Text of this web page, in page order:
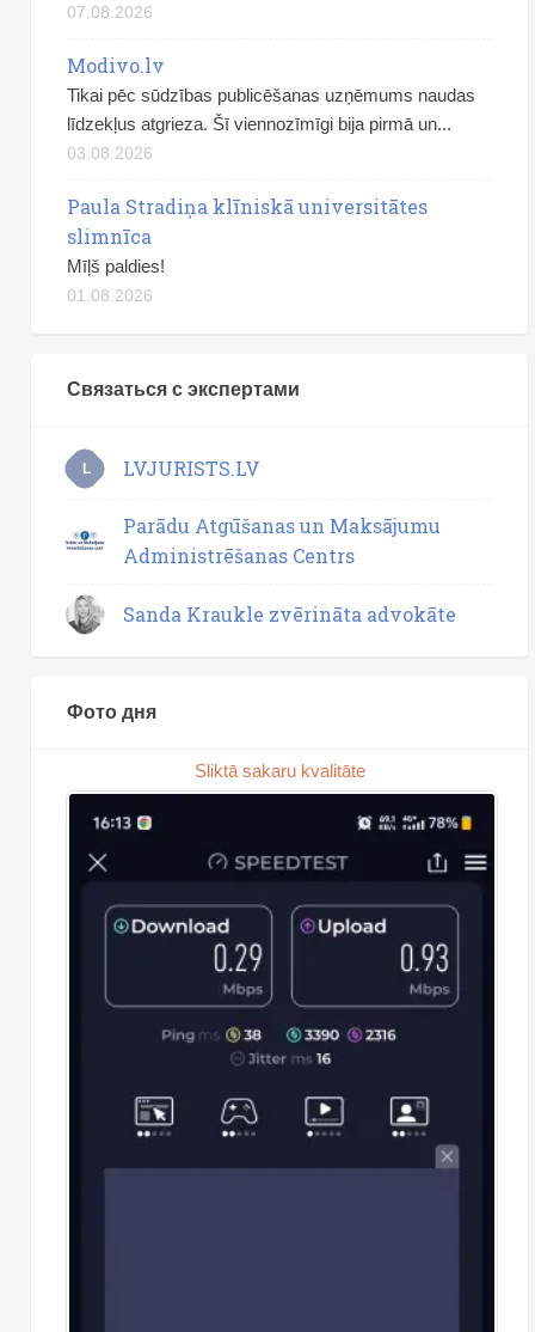
07.08.2026
Modivo.lv
Tikai pēc sūdzības publicēšanas uzņēmums naudas
līdzekļus atgrieza. Šī viennozīmīgi bija pirmā un...
03.08.2026
Paula Stradiņa klīniskā universitātes
slimnīca
Mīļš paldies!
01.08.2026
Связаться с экспертами
L LVJURISTS.LV
Parādu Atgūšanas un Maksājumu
Administrēšanas Centrs
Sanda Kraukle zvērināta advokāte
Фото дня
Sliktā sakaru kvalitāte